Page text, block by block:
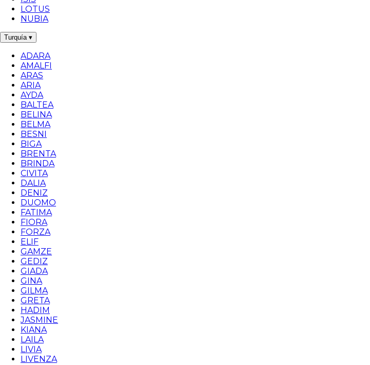
LOTUS
NUBIA
Turquía ▾
ADARA
AMALFI
ARAS
ARIA
AYDA
BALTEA
BELINA
BELMA
BESNI
BIGA
BRENTA
BRINDA
CIVITA
DALIA
DENIZ
DUOMO
FATIMA
FIORA
FORZA
ELIF
GAMZE
GEDIZ
GIADA
GINA
GILMA
GRETA
HADIM
JASMINE
KIANA
LAILA
LIVIA
LIVENZA